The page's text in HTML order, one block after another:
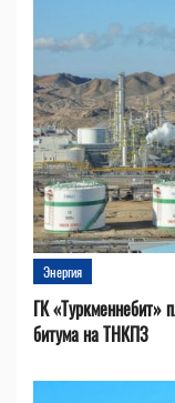
Энергия
ГК «Туркменнебит»
битума на ТНКПЗ